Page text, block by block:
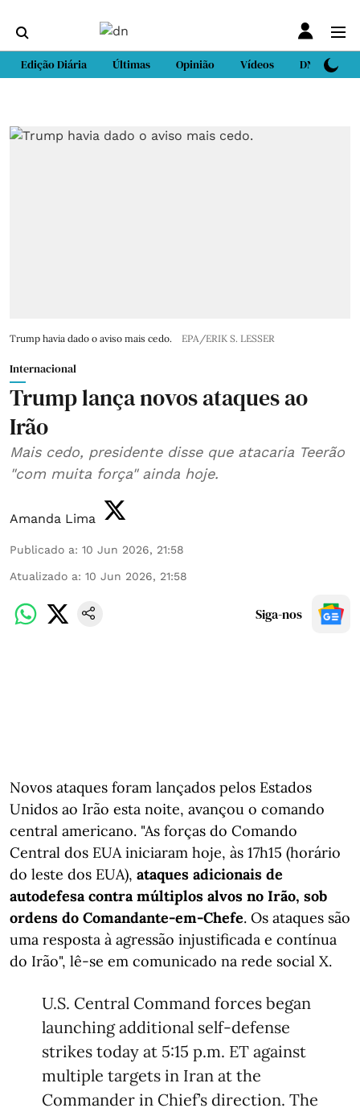
Edição Diária Últimas Opinião Vídeos DN Sport
Trump havia dado o aviso mais cedo. EPA/ERIK S. LESSER
Internacional
Trump lança novos ataques ao
Irão
Mais cedo, presidente disse que atacaria Teerão
"com muita força" ainda hoje.
Amanda Lima
Publicado a: 10 Jun 2026, 21:58
Atualizado a: 10 Jun 2026, 21:58
Siga-nos
Novos ataques foram lançados pelos Estados
Unidos ao Irão esta noite, avançou o comando
central americano. "As forças do Comando
Central dos EUA iniciaram hoje, às 17h15 (horário
do leste dos EUA), ataques adicionais de
autodefesa contra múltiplos alvos no Irão, sob
ordens do Comandante-em-Chefe. Os ataques são
uma resposta à agressão injustificada e contínua
do Irão", lê-se em comunicado na rede social X.
U.S. Central Command forces began
launching additional self-defense
strikes today at 5:15 p.m. ET against
multiple targets in Iran at the
Commander in Chief’s direction. The